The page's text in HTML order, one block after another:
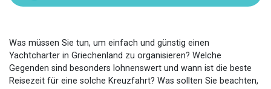
Was müssen Sie tun, um einfach und günstig einen
Yachtcharter in Griechenland zu organisieren? Welche
Gegenden sind besonders lohnenswert und wann ist die beste
Reisezeit für eine solche Kreuzfahrt? Was sollten Sie beachten,